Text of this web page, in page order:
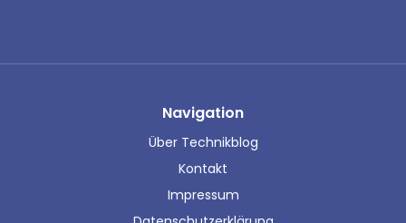
Navigation
Über Technikblog
Kontakt
Impressum